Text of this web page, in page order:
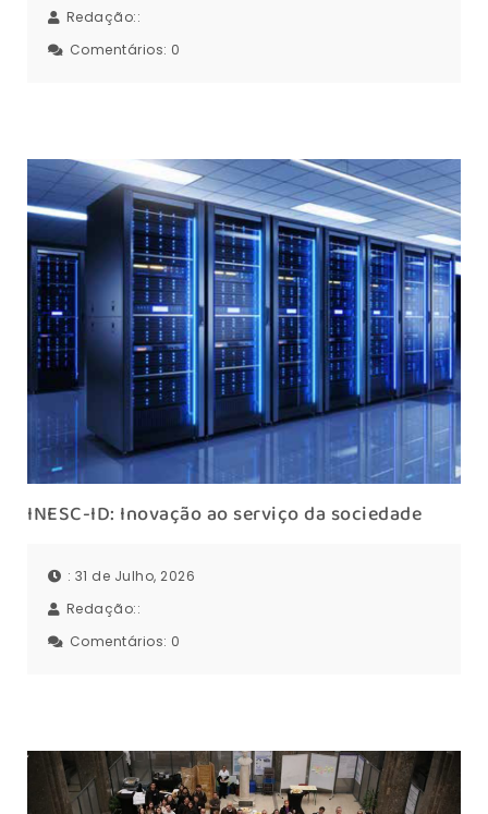
Redação::
Comentários: 0
INESC-ID: Inovação ao serviço da sociedade
: 31 de Julho, 2026
Redação::
Comentários: 0